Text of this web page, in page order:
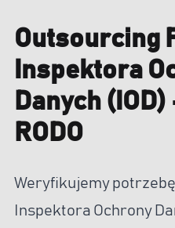
Outsourcing
Inspektora
Danych
RODO
Weryfikujemy
Inspektora Ochrony